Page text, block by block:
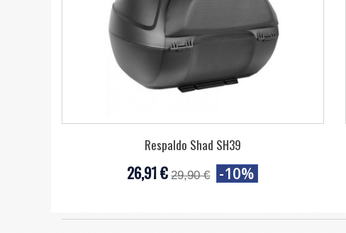
Respaldo Shad SH39
26,91 € 29,90 € -10%